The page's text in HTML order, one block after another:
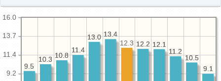
9.2
11.4
13.7
16.0
9.1
10.5
11.2
12.1
12.2
13.4
13.0
11.4
10.8
10.3
9.5
9.1
10.5
11.2
12.1
12.2
12.3
13.4
13.0
11.4
10.8
10.3
9.5